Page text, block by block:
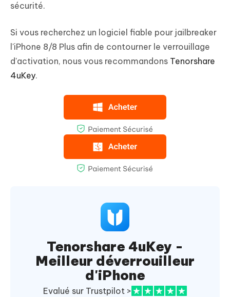
sécurité.
Si vous recherchez un logiciel fiable pour jailbreaker
l'iPhone 8/8 Plus afin de contourner le verrouillage
d'activation, nous vous recommandons Tenorshare
4uKey.
Tenorshare 4uKey -
Meilleur déverrouilleur
d'iPhone
Evalué sur Trustpilot >